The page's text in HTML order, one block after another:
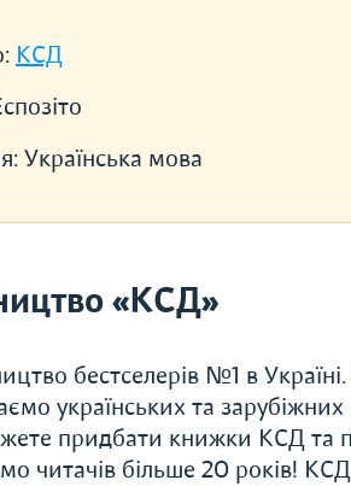
КСД
Українська мова
«КСД»
бестселерів №1 в
українських та
придбати книжки КСД та
читачів більше 20 років!